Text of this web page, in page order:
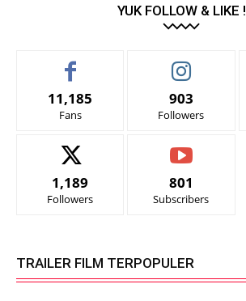
YUK FOLLOW & LIKE !
11,185
Fans
903
Followers
1,189
Followers
801
Subscribers
TRAILER FILM TERPOPULER